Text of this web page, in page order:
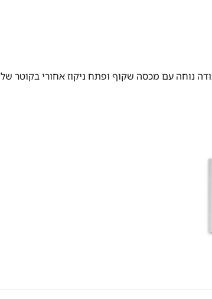
עם מכסה שקוף ופתח ניקוז אחורי בקוטר של 50 מ"מ.